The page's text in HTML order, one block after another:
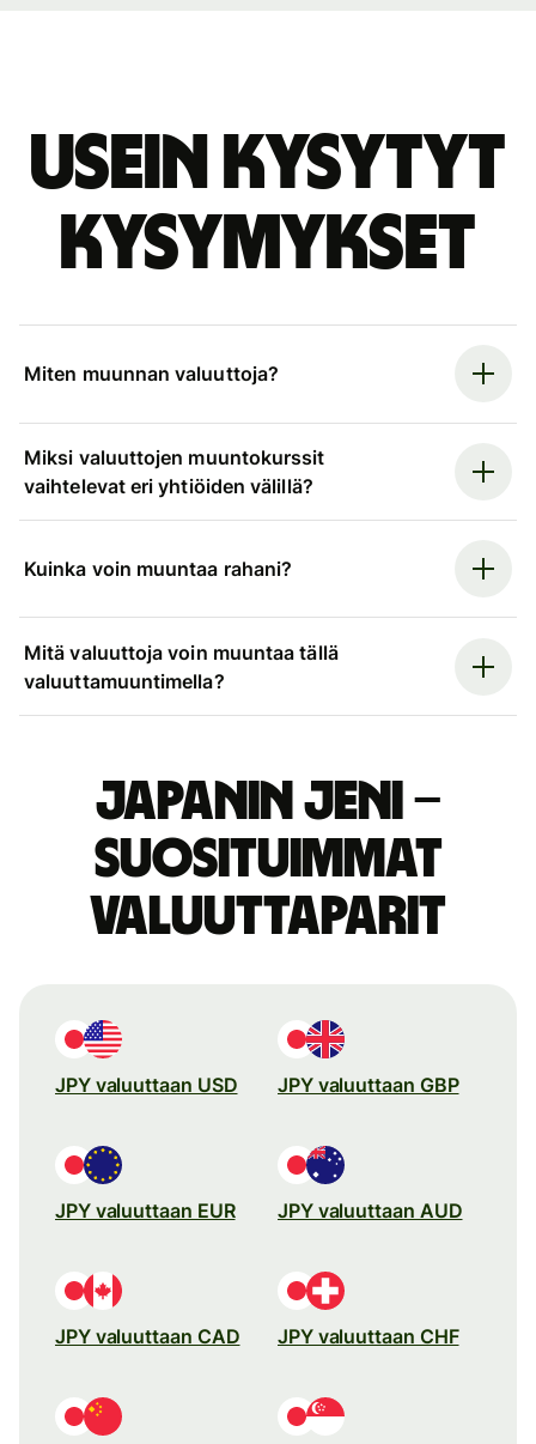
Usein kysytyt
kysymykset
Miten muunnan valuuttoja?
Miksi valuuttojen muuntokurssit
vaihtelevat eri yhtiöiden välillä?
Kuinka voin muuntaa rahani?
Mitä valuuttoja voin muuntaa tällä
valuuttamuuntimella?
Japanin jeni –
suosituimmat
valuuttaparit
JPY valuuttaan USD JPY valuuttaan GBP
JPY valuuttaan EUR JPY valuuttaan AUD
JPY valuuttaan CAD JPY valuuttaan CHF